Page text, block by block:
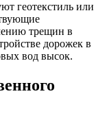
геотекстиль или
трещин в
дорожек в
вод высок.